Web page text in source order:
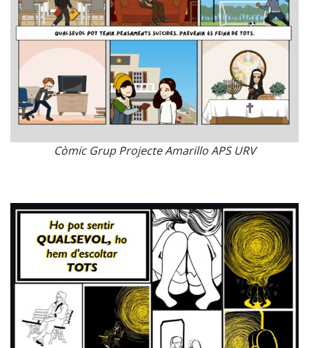
Còmic Grup Projecte Amarillo APS URV